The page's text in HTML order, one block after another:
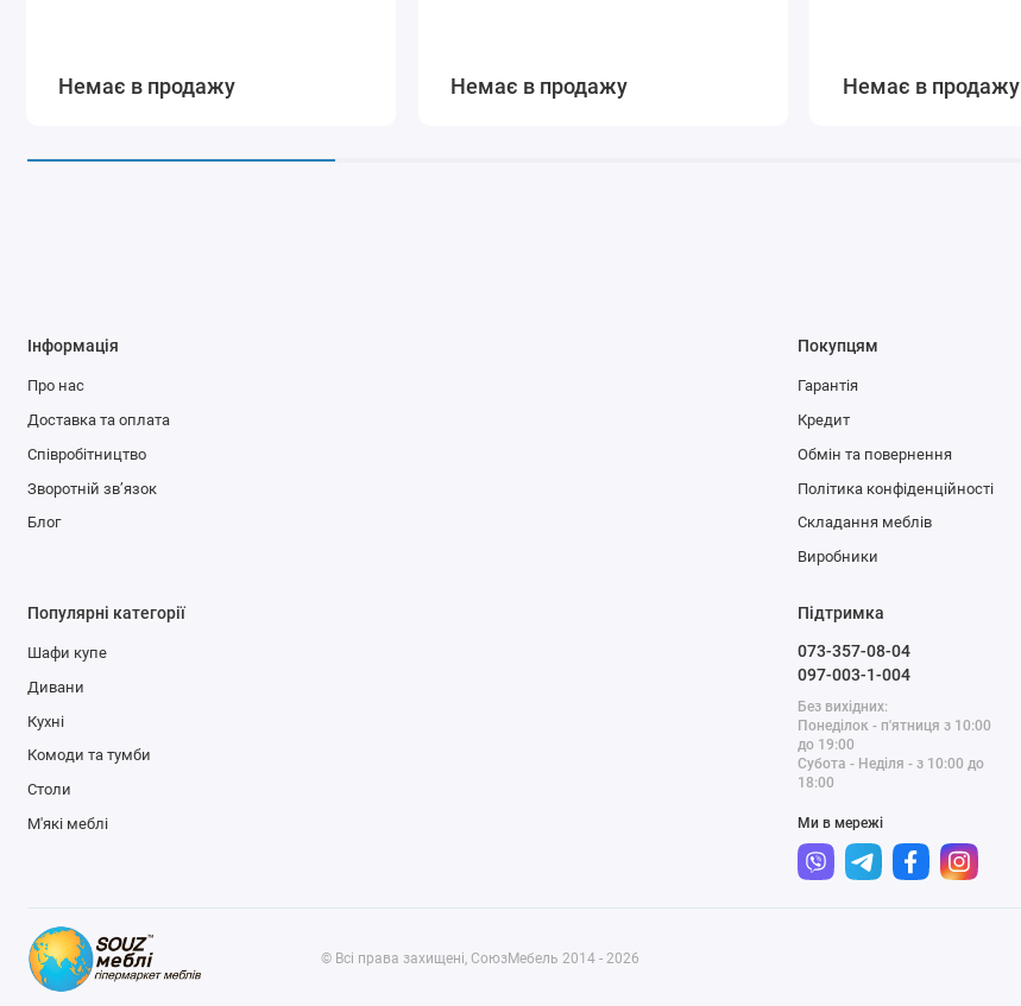
Немає в продажу Немає в продажу Немає в продажу
Інформація
Про нас
Доставка та оплата
Співробітництво
Зворотній зв’язок
Блог
Покупцям
Гарантія
Кредит
Обмін та повернення
Політика конфіденційності
Складання меблів
Виробники
Популярні категорії
Шафи купе
Дивани
Кухні
Комоди та тумби
Столи
М'які меблі
Підтримка
073-357-08-04
097-003-1-004
Без вихідних:
Понеділок - п'ятниця з 10:00
до 19:00
Субота - Неділя - з 10:00 до
18:00
Ми в мережі
© Всі права захищені, СоюзМебель 2014 - 2026